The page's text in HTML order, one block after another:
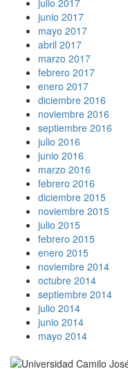
junio 2017
mayo 2017
abril 2017
marzo 2017
febrero 2017
enero 2017
diciembre 2016
noviembre 2016
septiembre 2016
julio 2016
junio 2016
marzo 2016
febrero 2016
diciembre 2015
noviembre 2015
julio 2015
febrero 2015
enero 2015
noviembre 2014
octubre 2014
septiembre 2014
julio 2014
junio 2014
mayo 2014